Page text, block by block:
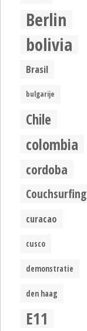
Berlin
bolivia
Brasil
bulgarije
Chile
colombia
cordoba
Couchsurfing
curacao
cusco
demonstratie
den haag
E11